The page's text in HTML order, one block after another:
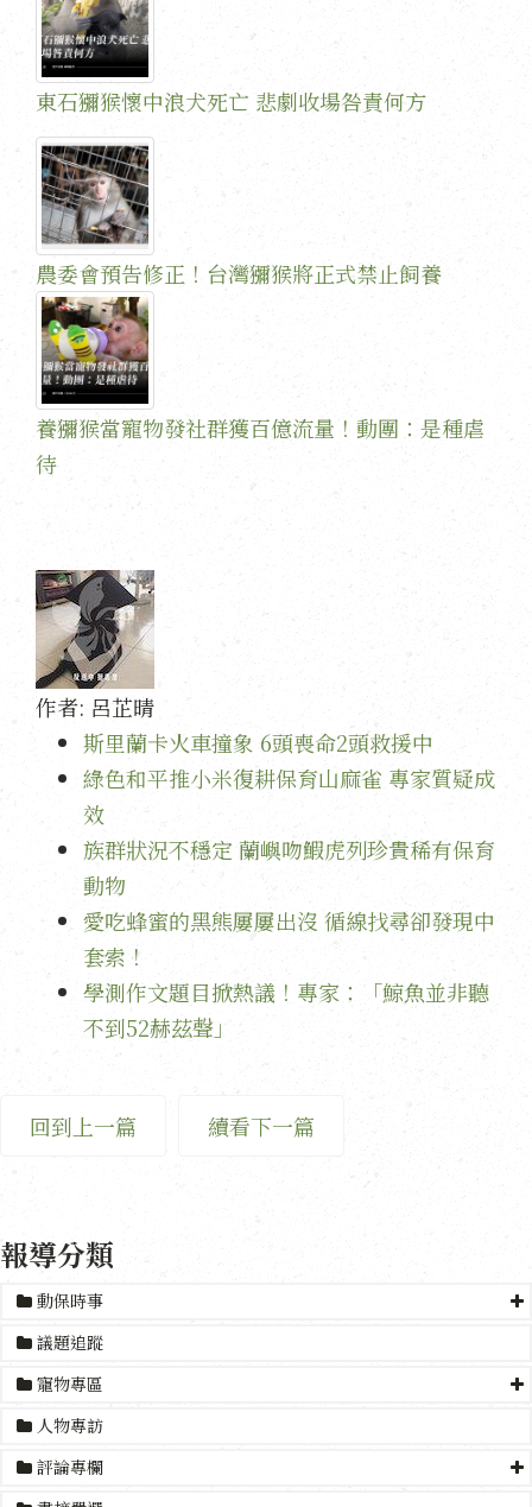
東石獼猴懷中浪犬死亡 悲劇收場咎責何方
農委會預告修正！台灣獼猴將正式禁止飼養
養獼猴當寵物發社群獲百億流量！動團：是種虐
待
作者: 呂芷晴
斯里蘭卡火車撞象 6頭喪命2頭救援中
綠色和平推小米復耕保育山麻雀 專家質疑成
效
族群狀況不穩定 蘭嶼吻鰕虎列珍貴稀有保育
動物
愛吃蜂蜜的黑熊屢屢出沒 循線找尋卻發現中
套索！
學測作文題目掀熱議！專家：「鯨魚並非聽
不到52赫茲聲」
回到上一篇 續看下一篇
報導分類
動保時事
議題追蹤
寵物專區
人物專訪
評論專欄